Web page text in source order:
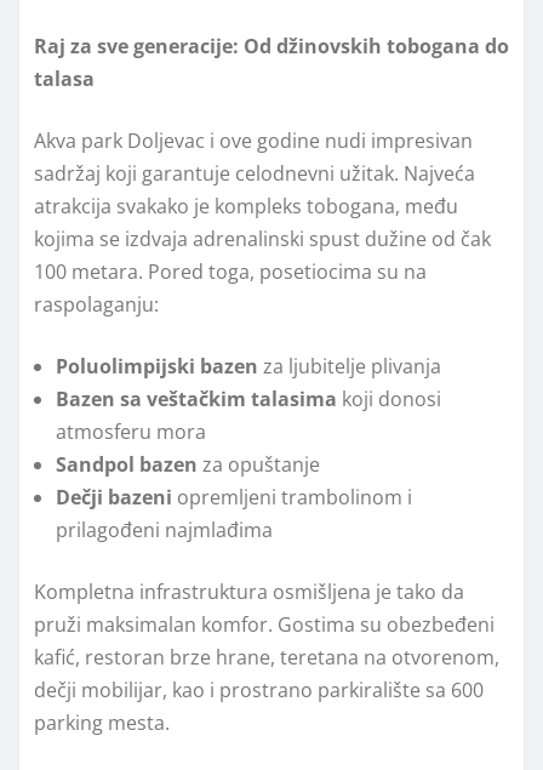
Raj za sve generacije: Od džinovskih tobogana do
talasa
Akva park Doljevac i ove godine nudi impresivan
sadržaj koji garantuje celodnevni užitak. Najveća
atrakcija svakako je kompleks tobogana, među
kojima se izdvaja adrenalinski spust dužine od čak
100 metara. Pored toga, posetiocima su na
raspolaganju:
Poluolimpijski bazen za ljubitelje plivanja
Bazen sa veštačkim talasima koji donosi
atmosferu mora
Sandpol bazen za opuštanje
Dečji bazeni opremljeni trambolinom i
prilagođeni najmlađima
Kompletna infrastruktura osmišljena je tako da
pruži maksimalan komfor. Gostima su obezbeđeni
kafić, restoran brze hrane, teretana na otvorenom,
dečji mobilijar, kao i prostrano parkiralište sa 600
parking mesta.